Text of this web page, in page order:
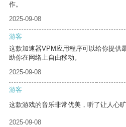
作。
2025-09-08
游客
这款加速器VPM应用程序可以给你提供
助你在网络上自由移动。
2025-09-08
游客
这款游戏的音乐非常优美，听了让人心旷
2025-09-08